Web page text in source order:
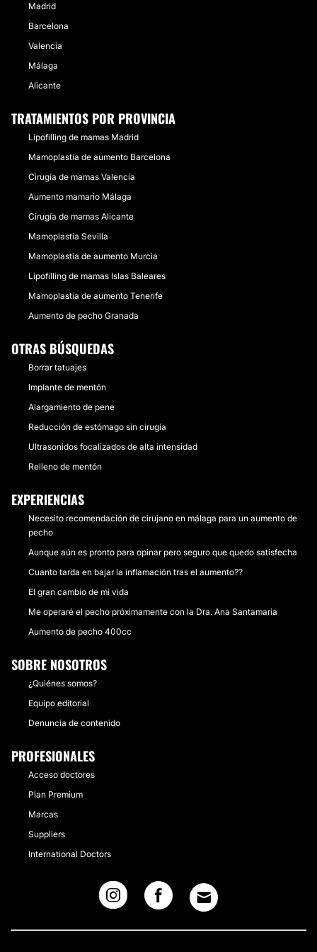
Madrid
Barcelona
Valencia
Málaga
Alicante
TRATAMIENTOS POR PROVINCIA
Lipofilling de mamas Madrid
Mamoplastia de aumento Barcelona
Cirugía de mamas Valencia
Aumento mamario Málaga
Cirugía de mamas Alicante
Mamoplastia Sevilla
Mamoplastia de aumento Murcia
Lipofilling de mamas Islas Baleares
Mamoplastia de aumento Tenerife
Aumento de pecho Granada
OTRAS BÚSQUEDAS
Borrar tatuajes
Implante de mentón
Alargamiento de pene
Reducción de estómago sin cirugía
Ultrasonidos focalizados de alta intensidad
Relleno de mentón
EXPERIENCIAS
Necesito recomendación de cirujano en málaga para un aumento de
pecho
Aunque aún es pronto para opinar pero seguro que quedo satisfecha
Cuanto tarda en bajar la inflamación tras el aumento??
El gran cambio de mi vida
Me operaré el pecho próximamente con la Dra. Ana Santamaria
Aumento de pecho 400cc
SOBRE NOSOTROS
¿Quiénes somos?
Equipo editorial
Denuncia de contenido
PROFESIONALES
Acceso doctores
Plan Premium
Marcas
Suppliers
International Doctors